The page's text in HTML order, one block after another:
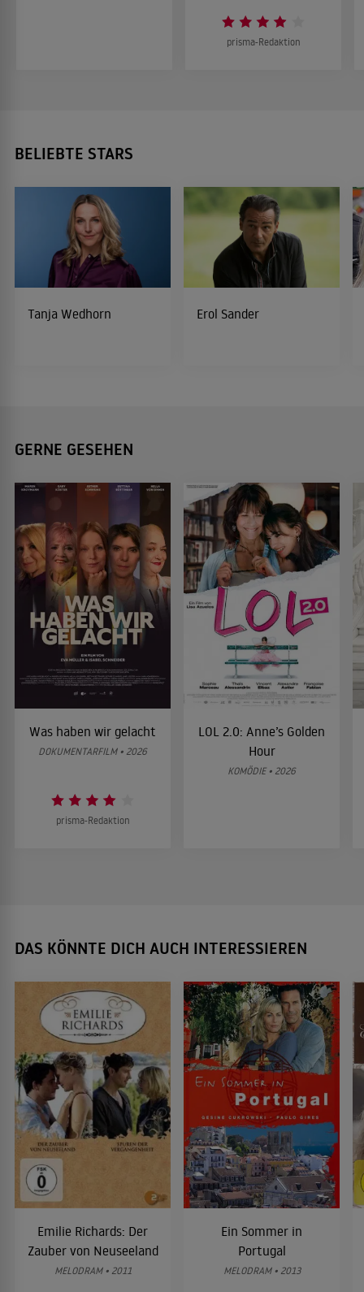
prisma-Redaktion
BELIEBTE STARS
Tanja Wedhorn Erol Sander
GERNE GESEHEN
Was haben wir gelacht
DOKUMENTARFILM • 2026
prisma-Redaktion
LOL 2.0: Anne’s Golden
Hour
KOMÖDIE • 2026
DAS KÖNNTE DICH AUCH INTERESSIEREN
Emilie Richards: Der
Zauber von Neuseeland
MELODRAM • 2011
Ein Sommer in
Portugal
MELODRAM • 2013